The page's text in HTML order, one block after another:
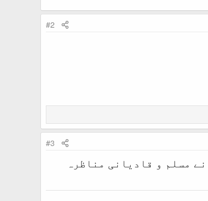
#2
#3
۔ اسے آپ نے مسلم و قادیانی مناظرہ